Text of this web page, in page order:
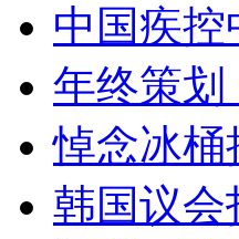
中国疾控
年终策划
悼念冰桶
韩国议会